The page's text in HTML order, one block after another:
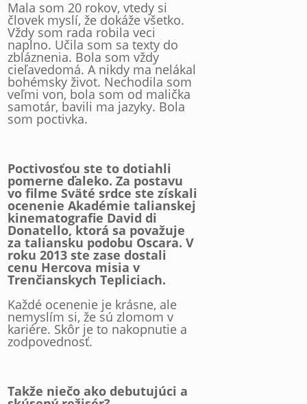
Mala som 20 rokov, vtedy si
človek myslí, že dokáže všetko.
Vždy som rada robila veci
naplno. Učila som sa texty do
zbláznenia. Bola som vždy
cieľavedomá. A nikdy ma nelákal
bohémsky život. Nechodila som
veľmi von, bola som od malička
samotár, bavili ma jazyky. Bola
som poctivka.
Poctivosťou ste to dotiahli
pomerne ďaleko. Za postavu
vo filme Sväté srdce ste získali
ocenenie Akadémie talianskej
kinematografie David di
Donatello, ktorá sa považuje
za taliansku podobu Oscara. V
roku 2013 ste zase dostali
cenu Hercova misia v
Trenčianskych Tepliciach.
Každé ocenenie je krásne, ale
nemyslím si, že sú zlomom v
kariére. Skôr je to nakopnutie a
zodpovednosť.
Takže niečo ako debutujúci a